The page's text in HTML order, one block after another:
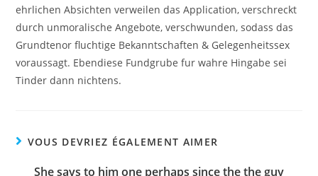
ehrlichen Absichten verweilen das Application, verschreckt
durch unmoralische Angebote, verschwunden, sodass das
Grundtenor fluchtige Bekanntschaften & Gelegenheitssex
voraussagt. Ebendiese Fundgrube fur wahre Hingabe sei
Tinder dann nichtens.
VOUS DEVRIEZ ÉGALEMENT AIMER
She says to him one perhaps since the the guy